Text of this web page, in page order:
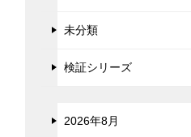
未分類
検証シリーズ
2026年8月